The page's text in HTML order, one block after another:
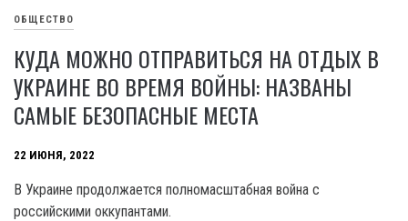
ОБЩЕСТВО
КУДА МОЖНО ОТПРАВИТЬСЯ НА ОТДЫХ В
УКРАИНЕ ВО ВРЕМЯ ВОЙНЫ: НАЗВАНЫ
САМЫЕ БЕЗОПАСНЫЕ МЕСТА
22 ИЮНЯ, 2022
В Украине продолжается полномасштабная война с
российскими оккупантами.